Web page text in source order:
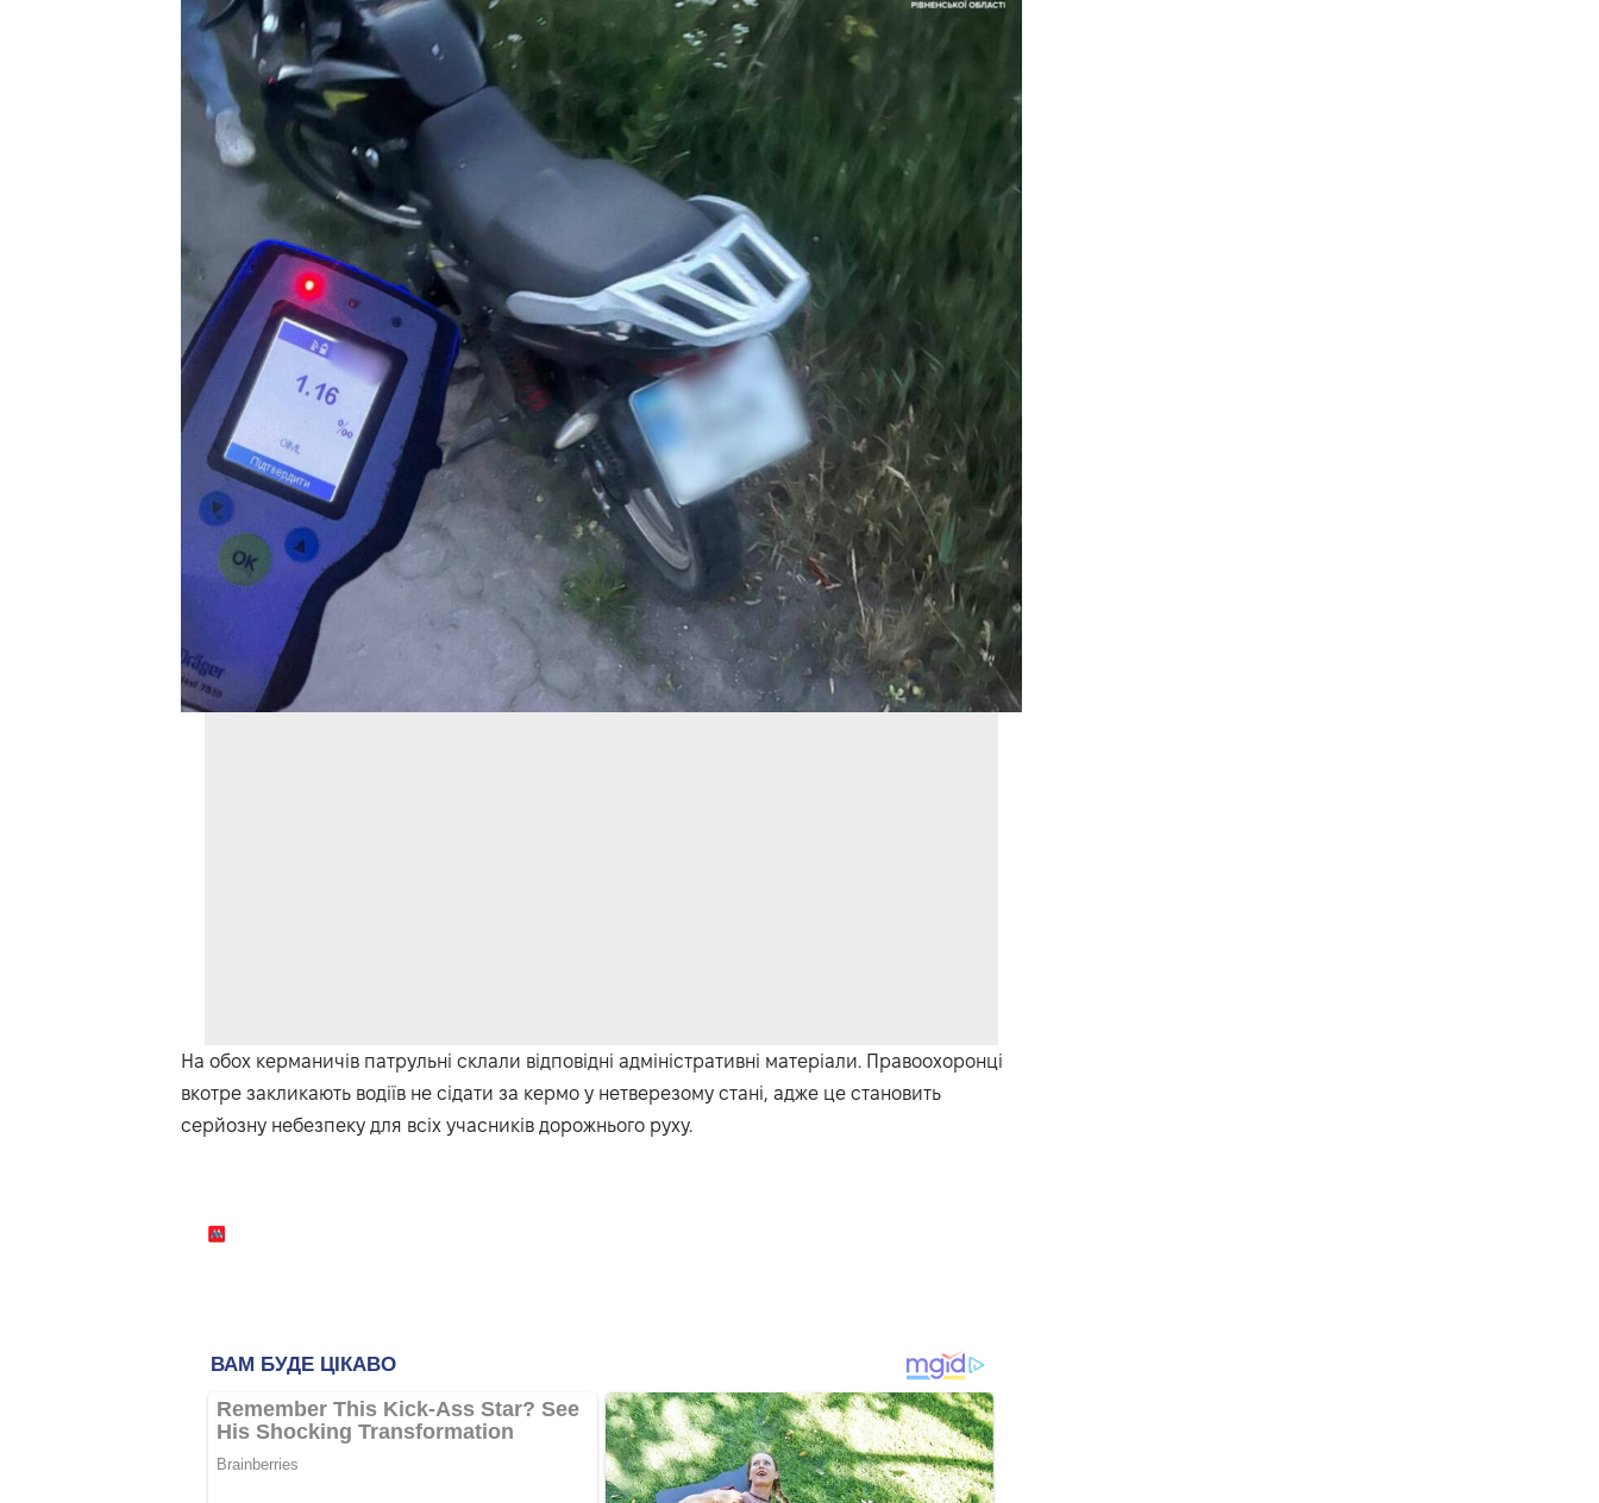
На обох керманичів патрульні склали відповідні адміністративні матеріали. Правоохоронці
вкотре закликають водіїв не сідати за кермо у нетверезому стані, адже це становить
серйозну небезпеку для всіх учасників дорожнього руху.